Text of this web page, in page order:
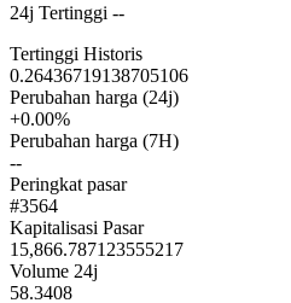
24j Tertinggi --
Tertinggi Historis
0.26436719138705106
Perubahan harga (24j)
+0.00%
Perubahan harga (7H)
--
Peringkat pasar
#3564
Kapitalisasi Pasar
15,866.787123555217
Volume 24j
58.3408